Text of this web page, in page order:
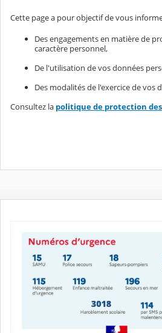
Cette page a pour objectif de vous
Des engagements en matière de
caractère personnel,
De l'utilisation de vos données
Des modalités de l'exercice de vos
Consultez la politique de protection